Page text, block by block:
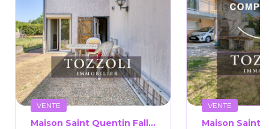
VENTE
Maison Saint Quentin Fallavier 6 Pièce(s) 106.96m²
VENTE